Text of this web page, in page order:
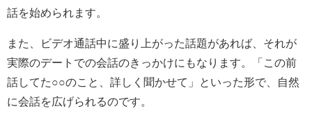
話を始められます。
また、ビデオ通話中に盛り上がった話題があれば、それが
実際のデートでの会話のきっかけにもなります。「この前
話してた○○のこと、詳しく聞かせて」といった形で、自然
に会話を広げられるのです。